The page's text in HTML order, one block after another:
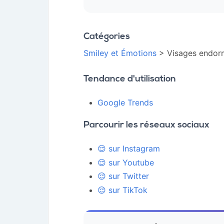
Catégories
Smiley et Émotions > Visages
Tendance d'utilisation
Google Trends
Parcourir les réseaux sociaux
😌 sur Instagram
😌 sur Youtube
😌 sur Twitter
😌 sur TikTok